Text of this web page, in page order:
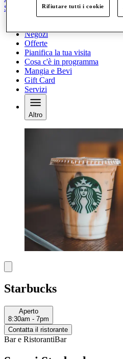
Salvata
Negozi
Offerte
Pianifica la tua visita
Cosa c'è in programma
Mangia e Bevi
Gift Card
Servizi
Altro
Starbucks
Aperto
8:30am - 7pm
Contatta il ristorante
Bar e RistorantiBar
Rifiutare tutti i cookie